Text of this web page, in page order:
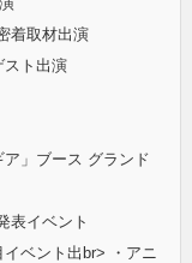
着取材出演
スト出演
ア」ブース グランド
表イベント
ベント出br> ・アニ